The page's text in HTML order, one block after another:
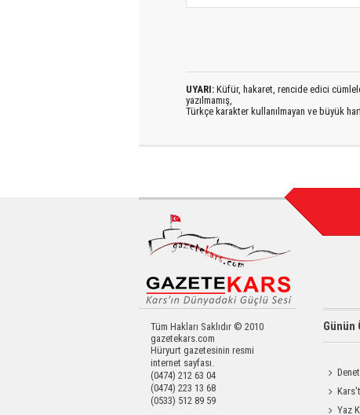
UYARI: Küfür, hakaret, rencide edici
yazılmamış,
Türkçe karakter kullanılmayan ve büyük
Tüm Hakları Saklıdır © 2010
gazetekars.com
Hüryurt gazetesinin resmi
internet sayfası.
(0474) 212 63 04
(0474) 223 13 68
(0533) 512 89 59
Günün
Okula
Yatırıldı
Yaz